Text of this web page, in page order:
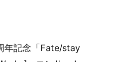
年記念「Fate/stay